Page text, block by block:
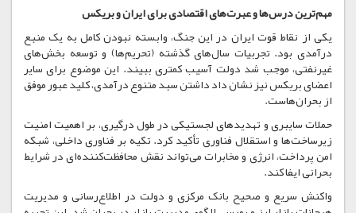
مهم‌ترین درس‌ها و عبرت‌های اقتصادی برای ایران و بریکس
یکی از نقاط قوت ایران در این جنگ، وابسته نبودن کامل به یک منبع
درآمدی بود. تجربیات سال‌های گذشته (تحریم‌ها) و توسعه بخش‌های
غیرنفتی، موجب شد دولت آسیب کمتری ببیند. این موضوع برای سایر
اعضای بریکس نیز نشان داد داشتن سبد متنوع درآمدی، کلید عبور موفق
از بحران‌هاست.
حملات سایبری و تهدیدهای لجستیکی در طول درگیری، بر اهمیت امنیت
زیرساخت‌ها و استقلال فناوری تأکید کرد. تکیه بر فناوری داخلی، شبکه
امن پرداخت، انرژی و مخابرات می‌تواند نقش محافظت‌کننده‌ای در شرایط
بحرانی ایفا کند.
واکنش سریع و صحیح بانک مرکزی و دولت در اطلاع‌رسانی و مدیریت